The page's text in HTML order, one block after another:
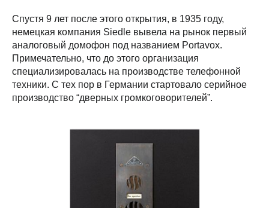
Спустя 9 лет после этого открытия, в 1935 году,
немецкая компания Siedle вывела на рынок первый
аналоговый домофон под названием Portavox.
Примечательно, что до этого организация
специализировалась на производстве телефонной
техники. С тех пор в Германии стартовало серийное
производство “дверных громкоговорителей”.